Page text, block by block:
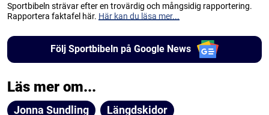
Sportbibeln strävar efter en trovärdig och mångsidig rapportering.
Rapportera faktafel här. Här kan du läsa mer...
Följ Sportbibeln på Google News
Läs mer om...
Jonna Sundling Längdskidor